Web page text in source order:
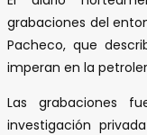
grabaciones del
Pacheco, que
imperan en la
Las grabaciones
investigación